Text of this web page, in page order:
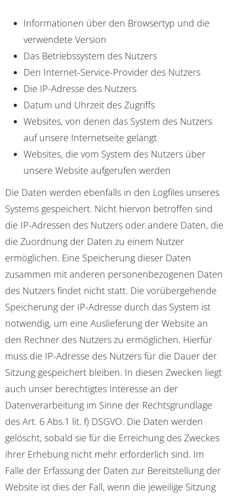
Informationen über den Browsertyp und die
verwendete Version
Das Betriebssystem des Nutzers
Den Internet-Service-Provider des Nutzers
Die IP-Adresse des Nutzers
Datum und Uhrzeit des Zugriffs
Websites, von denen das System des Nutzers
auf unsere Internetseite gelangt
Websites, die vom System des Nutzers über
unsere Website aufgerufen werden
Die Daten werden ebenfalls in den Logfiles unseres
Systems gespeichert. Nicht hiervon betroffen sind
die IP-Adressen des Nutzers oder andere Daten, die
die Zuordnung der Daten zu einem Nutzer
ermöglichen. Eine Speicherung dieser Daten
zusammen mit anderen personenbezogenen Daten
des Nutzers findet nicht statt. Die vorübergehende
Speicherung der IP-Adresse durch das System ist
notwendig, um eine Auslieferung der Website an
den Rechner des Nutzers zu ermöglichen. Hierfür
muss die IP-Adresse des Nutzers für die Dauer der
Sitzung gespeichert bleiben. In diesen Zwecken liegt
auch unser berechtigtes Interesse an der
Datenverarbeitung im Sinne der Rechtsgrundlage
des Art. 6 Abs.1 lit. f) DSGVO. Die Daten werden
gelöscht, sobald sie für die Erreichung des Zweckes
ihrer Erhebung nicht mehr erforderlich sind. Im
Falle der Erfassung der Daten zur Bereitstellung der
Website ist dies der Fall, wenn die jeweilige Sitzung